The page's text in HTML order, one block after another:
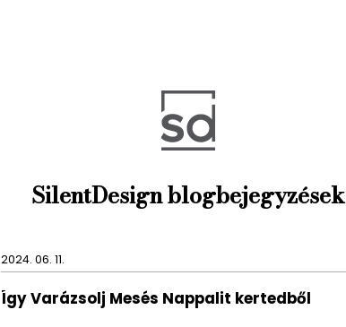
SilentDesign blogbejegyzések
2024. 06. 11.
Így Varázsolj Mesés Nappalit kertedből